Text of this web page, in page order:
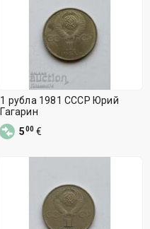
1 рубла 1981 СССР Юрий
Гагарин
500 €